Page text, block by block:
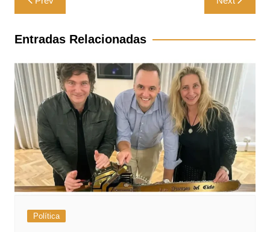
de
entradas
Entradas Relacionadas
Política